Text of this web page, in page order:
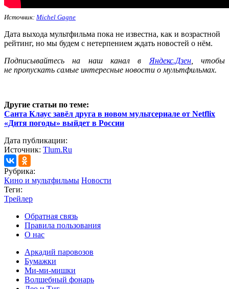
Источник: Michel Gagne
Дата выхода мультфильма пока не известна, как и возрастной
рейтинг, но мы будем с нетерпением ждать новостей о нём.
Подписывайтесь на наш канал в Яндекс.Дзен, чтобы
не пропускать самые интересные новости о мультфильмах.
Другие статьи по теме:
Санта Клаус завёл друга в новом мультсериале от Netflix
«Дитя погоды» выйдет в России
Дата публикации:
Источник: Tlum.Ru
Рубрика:
Кино и мультфильмы Новости
Теги:
Трейлер
Обратная связь
Правила пользования
О нас
Аркадий паровозов
Бумажки
Ми-ми-мишки
Волшебный фонарь